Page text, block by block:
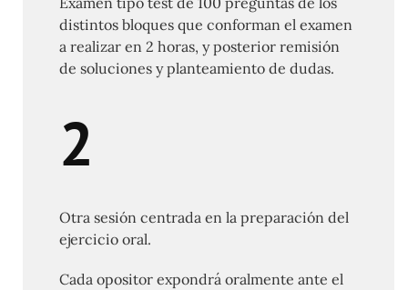
distintos bloques que conforman el examen
a realizar en 2 horas, y posterior remisión
de soluciones y planteamiento de dudas.
2
Otra sesión centrada en la preparación del
ejercicio oral.
Cada opositor expondrá oralmente ante el